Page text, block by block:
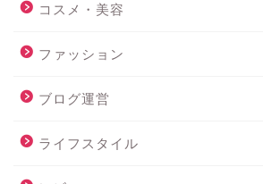
コスメ・美容
ファッション
ブログ運営
ライフスタイル